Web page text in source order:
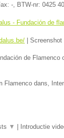
- , BTW-nr: 0425
- Fundación de
| Screenshot
de Flamenco
Flamenco dans,
▼ | Introductie